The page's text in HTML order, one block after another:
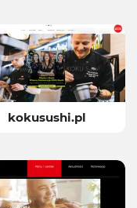
kokusushi.pl